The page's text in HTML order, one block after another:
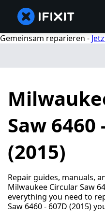
Gemeinsam reparieren -
Saw 6460
(2015)
Repair guides, manuals,
Milwaukee Circular Saw
everything you need to
Saw 6460 - 607D (2015)